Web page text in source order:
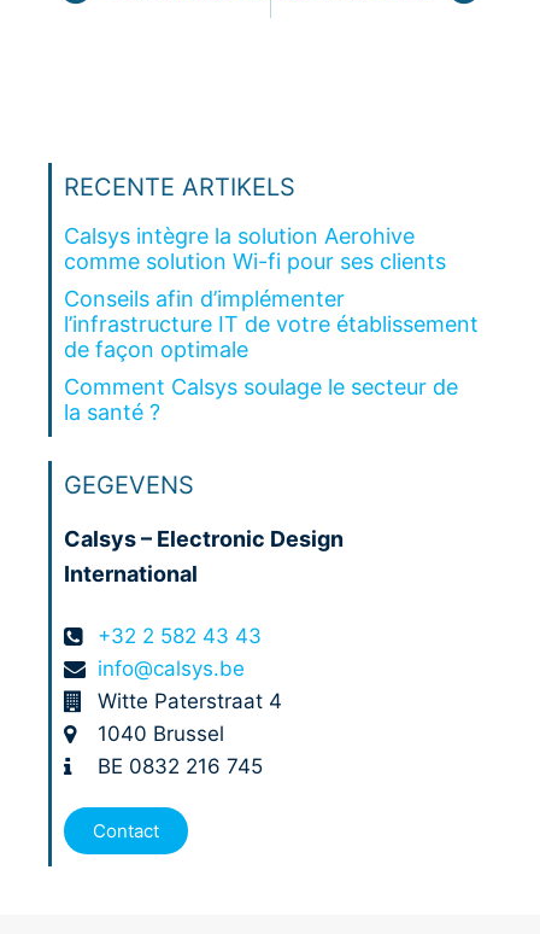
RECENTE ARTIKELS
Calsys intègre la solution Aerohive
comme solution Wi-fi pour ses clients
Conseils afin d’implémenter
l’infrastructure IT de votre établissement
de façon optimale
Comment Calsys soulage le secteur de
la santé ?
GEGEVENS
Calsys – Electronic Design
International
+32 2 582 43 43
info@calsys.be
Witte Paterstraat 4
1040 Brussel
BE 0832 216 745
Contact